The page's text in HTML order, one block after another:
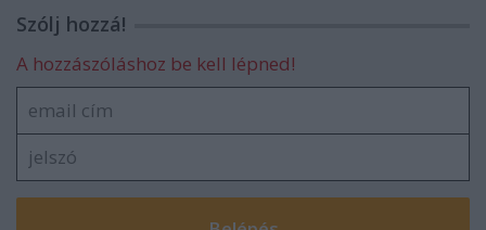
Szólj hozzá!
A hozzászóláshoz be kell lépned!